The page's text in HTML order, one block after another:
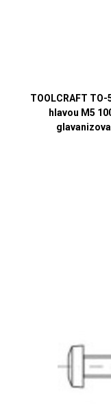
TOOLCRAFT
hlavou M5